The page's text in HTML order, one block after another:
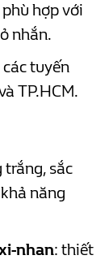
phù hợp với
nhắn.
tuyến
TP.HCM.
trắng, sắc
năng
nhan: thiết